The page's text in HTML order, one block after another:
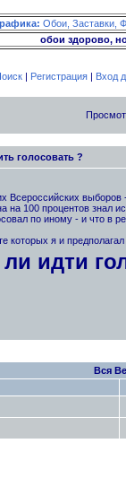
Обои, Заставки,
обои здорово,
| Регистрация| Вход
голосовать ?
Всероссийских выборов
на 100 процентов знал
по иному - и что в
которых я и
идти
Вся